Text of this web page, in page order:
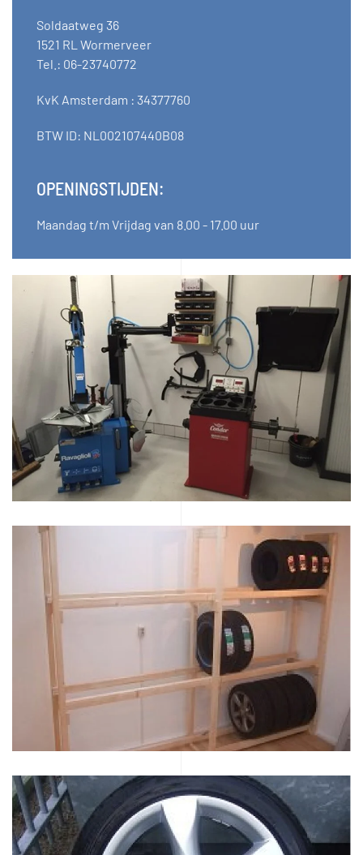
Soldaatweg 36
1521 RL Wormerveer
Tel.: 06-23740772
KvK Amsterdam : 34377760
BTW ID: NL002107440B08
OPENINGSTIJDEN:
Maandag t/m Vrijdag van 8.00 - 17.00 uur